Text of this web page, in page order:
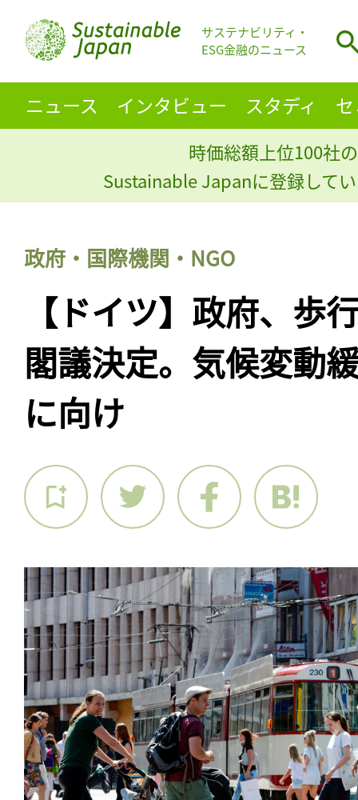
サステナビリティ・
ESG金融のニュース
ニュース インタビュー スタディ
時価総額上位100社
Sustainable Japanに登録して
政府・国際機関・NGO
【ドイツ】政府、歩
閣議決定。気候変動
に向け